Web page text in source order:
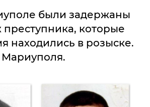
были задержаны
преступника, которые
находились в розыске.